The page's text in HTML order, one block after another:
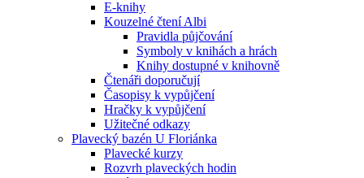
E-knihy
Kouzelné čtení Albi
Pravidla půjčování
Symboly v knihách a hrách
Knihy dostupné v knihovně
Čtenáři doporučují
Časopisy k vypůjčení
Hračky k vypůjčení
Užitečné odkazy
Plavecký bazén U Floriánka
Plavecké kurzy
Rozvrh plaveckých hodin